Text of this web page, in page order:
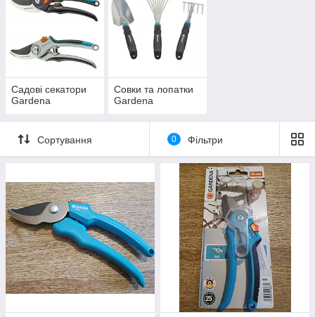
Садові секатори
Gardena
Совки та лопатки
Gardena
Сортування 0 Фільтри